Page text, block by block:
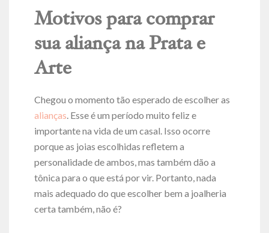
Motivos para comprar
sua aliança na Prata e
Arte
Chegou o momento tão esperado de escolher as
alianças. Esse é um período muito feliz e
importante na vida de um casal. Isso ocorre
porque as joias escolhidas refletem a
personalidade de ambos, mas também dão a
tônica para o que está por vir. Portanto, nada
mais adequado do que escolher bem a joalheria
certa também, não é?